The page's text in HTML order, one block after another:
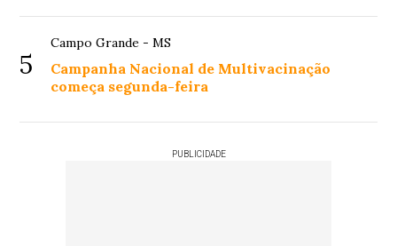
5
Campo Grande - MS
Campanha Nacional de Multivacinação
começa segunda-feira
PUBLICIDADE